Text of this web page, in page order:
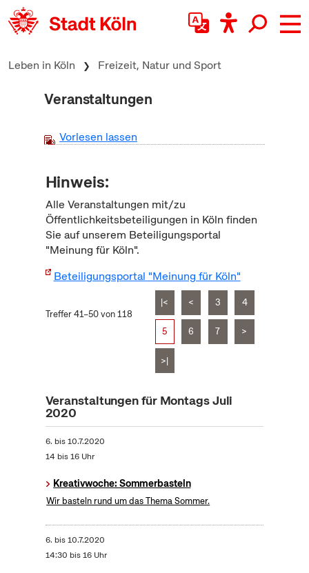
zum Inhalt springen
Leben in Köln Freizeit, Natur und Sport
Veranstaltungen
Vorlesen lassen
Hinweis:
Alle Veranstaltungen mit/zu
Öffentlichkeitsbeteiligungen in Köln finden
Sie auf unserem Beteiligungsportal
"Meinung für Köln".
Beteiligungsportal "Meinung für Köln"
Treffer 41–50 von 118
|< < 3 4
5 6 7 >
>|
Veranstaltungen für Montags Juli
2020
6. bis10.7.2020
14 bis 16 Uhr
Kreativwoche: Sommerbasteln
Wir basteln rund um das Thema Sommer.
6. bis10.7.2020
14:30 bis 16 Uhr